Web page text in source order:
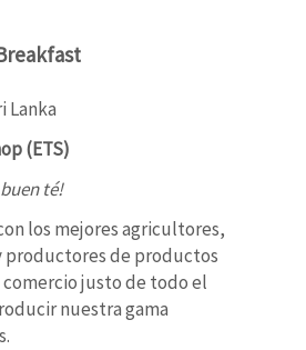
Lanka
(ETS)
té!
los mejores agricultores,
productores de productos
comercio justo de todo el
nuestra gama